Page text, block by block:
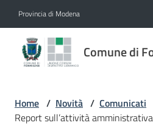
Provincia di Modena
Comune di
Comune
di
Home / Novità / Comunicati
Report sull’attività amministrativa